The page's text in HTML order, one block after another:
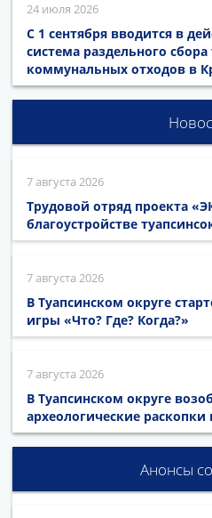
24 июля 2026
С 1 сентября вводится в
система раздельного
коммунальных отходов в
7 августа 2026
Трудовой отряд проекта
благоустройстве
7 августа 2026
В Туапсинском округе
игры «Что? Где? Когда?»
7 августа 2026
В Туапсинском округе
археологические
Анонсы